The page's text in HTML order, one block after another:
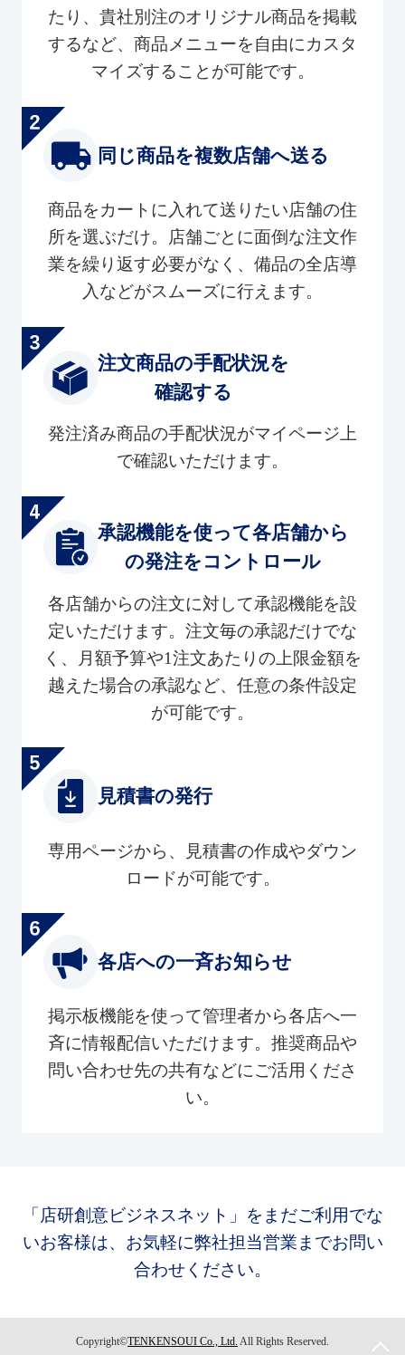
たり、貴社別注のオリジナル商品を掲載
するなど、商品メニューを自由にカスタ
マイズすることが可能です。
同じ商品を複数店舗へ送る
商品をカートに入れて送りたい店舗の住
所を選ぶだけ。店舗ごとに面倒な注文作
業を繰り返す必要がなく、備品の全店導
入などがスムーズに行えます。
注文商品の手配状況を
確認する
発注済み商品の手配状況がマイページ上
で確認いただけます。
承認機能を使って各店舗から
の発注をコントロール
各店舗からの注文に対して承認機能を設
定いただけます。注文毎の承認だけでな
く、月額予算や1注文あたりの上限金額を
越えた場合の承認など、任意の条件設定
が可能です。
見積書の発行
専用ページから、見積書の作成やダウン
ロードが可能です。
各店への一斉お知らせ
掲示板機能を使って管理者から各店へ一
斉に情報配信いただけます。推奨商品や
問い合わせ先の共有などにご活用くださ
い。
「店研創意ビジネスネット」をまだご利用でな
いお客様は、お気軽に弊社担当営業までお問い
合わせください。
Copyright©TENKENSOUI Co., Ltd. All Rights Reserved.